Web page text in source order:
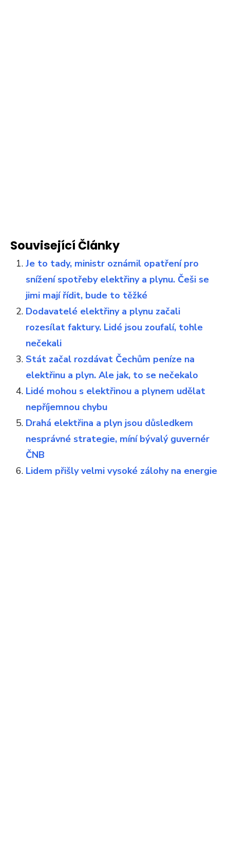
Související Články
Je to tady, ministr oznámil opatření pro
snížení spotřeby elektřiny a plynu. Češi se
jimi mají řídit, bude to těžké
Dodavatelé elektřiny a plynu začali
rozesílat faktury. Lidé jsou zoufalí, tohle
nečekali
Stát začal rozdávat Čechům peníze na
elektřinu a plyn. Ale jak, to se nečekalo
Lidé mohou s elektřinou a plynem udělat
nepříjemnou chybu
Drahá elektřina a plyn jsou důsledkem
nesprávné strategie, míní bývalý guvernér
ČNB
Lidem přišly velmi vysoké zálohy na energie